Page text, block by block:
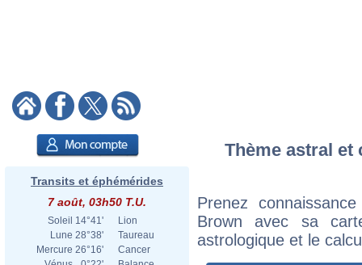
Transits et éphémérides
7 août, 03h50 T.U.
Soleil 14°41'
Lion
Lune 28°38'
Taureau
Mercure 26°16'
Cancer
Thème astral et
Prenez
Brown avec sa
astrologique et le